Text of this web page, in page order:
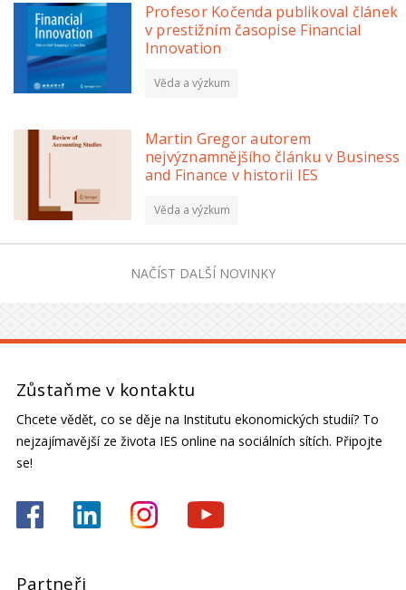
Profesor Kočenda publikoval článek
v prestižním časopise Financial
Innovation
Věda a výzkum
Martin Gregor autorem
nejvýznamnějšího článku v Business
and Finance v historii IES
Věda a výzkum
NAČÍST DALŠÍ NOVINKY
Zůstaňme v kontaktu
Chcete vědět, co se děje na Institutu ekonomických studií? To
nejzajímavější ze života IES online na sociálních sítích. Připojte
se!
Partneři